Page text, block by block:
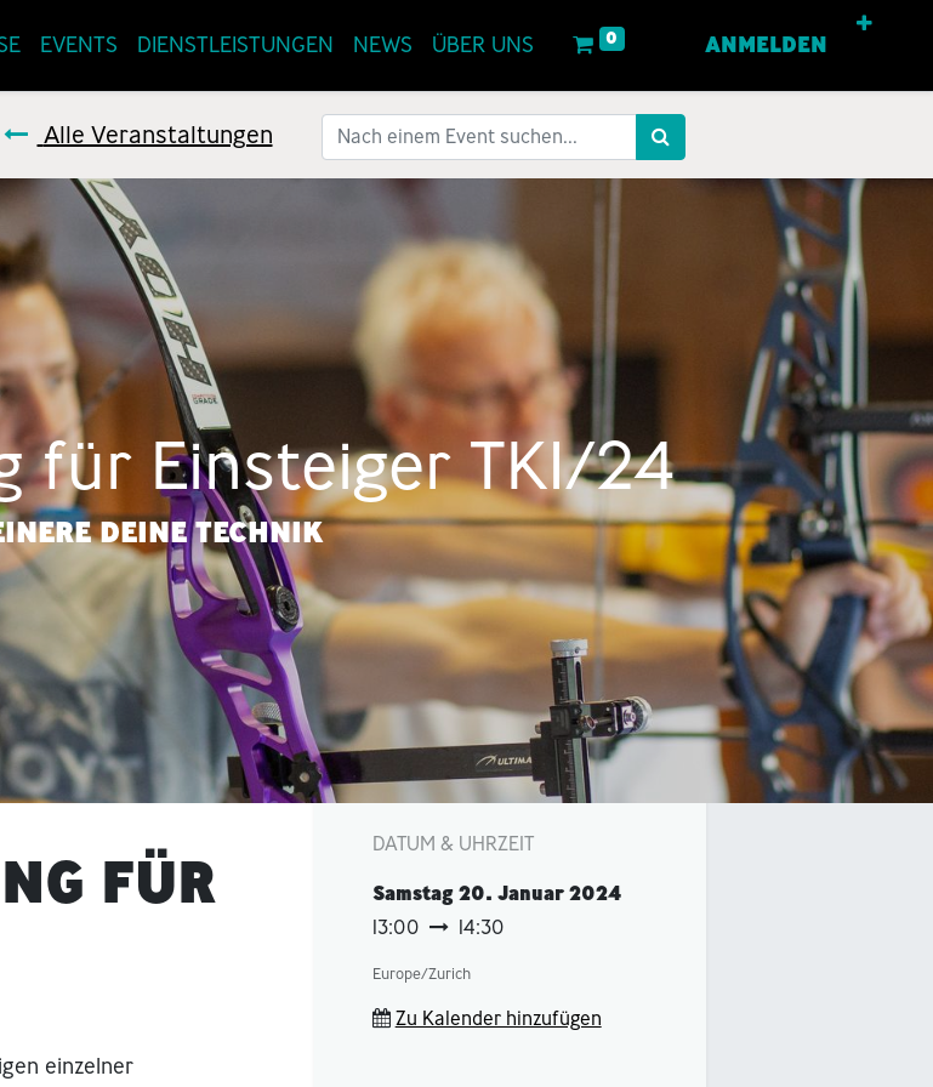
EVENTS DIENSTLEISTUNGEN NEWS ÜBER UNS 0 ANMELDEN
Alle Veranstaltungen
für Einsteiger TK1/24
DEINE TECHNIK
FÜR
einzelner
DATUM & UHRZEIT
Samstag 20. Januar 2024
13:00
14:30
Europe/Zurich
Zu Kalender hinzufügen